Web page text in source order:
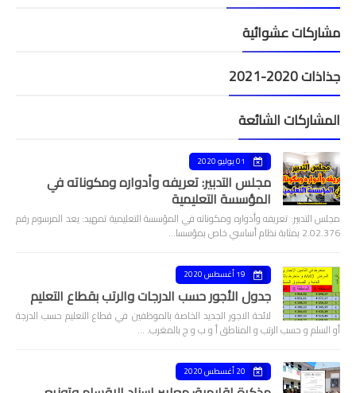
مشاركات عشوائية
جذاذات 2020-2021
المشاركات الشائعة
01 يوليو 2020
مجلس التدبير: تعريفه وأدواره ومكوناته في
المؤسسة التعليمية
مجلس التدبير: تعريفه وأدواره ومكوناته في المؤسسة التعليمية تمهيد: يعد المرسوم رقم
2.02.376 بمثابة نظام أساسي خاص بمؤسسا…
19 أغسطس 2020
جدول الأجور حسب الدرجات والرتب بقطاع التعليم
لائحة الاجور الجديد الخاصة بالموظفين في قطاع التعليم حسب الدرجة
أو السلم و حسب الرتب و المناطق أ و ب و ج بالمغرب. …
20 أغسطس 2020